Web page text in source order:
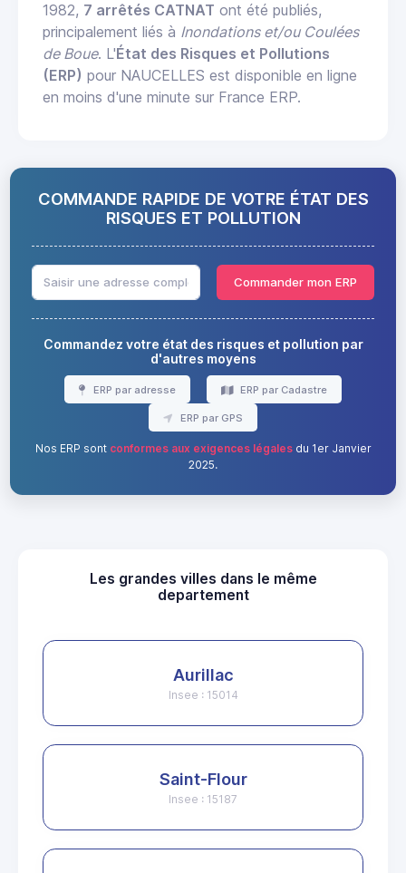
1982, 7 arrêtés CATNAT ont été publiés,
principalement liés à Inondations et/ou Coulées
de Boue. L'État des Risques et Pollutions
(ERP) pour NAUCELLES est disponible en ligne
en moins d'une minute sur France ERP.
COMMANDE RAPIDE DE VOTRE ÉTAT DES
RISQUES ET POLLUTION
Commander mon ERP
Commandez votre état des risques et pollution par
d'autres moyens
ERP par adresse ERP par Cadastre
ERP par GPS
Nos ERP sont conformes aux exigences légalesdu 1er Janvier
2025.
Les grandes villes dans le même
departement
Aurillac
Insee : 15014
Saint-Flour
Insee : 15187